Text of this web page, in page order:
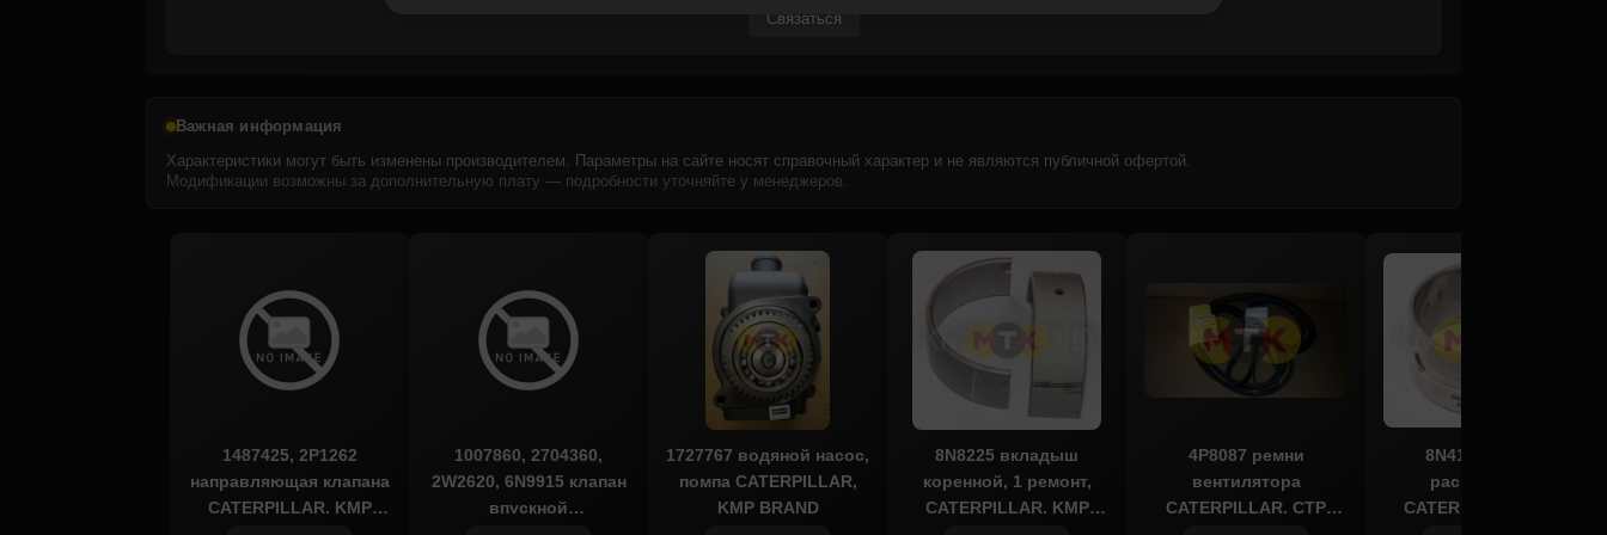
Связаться
Важная информация
Характеристики могут быть изменены производителем. Параметры на сайте носят справочный характер и не являются публичной офертой.
Модификации возможны за дополнительную плату — подробности уточняйте у менеджеров.
1487425, 2P1262
направляющая клапана
CATERPILLAR, KMP
1007860, 2704360,
2W2620, 6N9915 клапан
впускной
1727767 водяной насос,
помпа CATERPILLAR,
KMP BRAND
8N8225 вкладыш
коренной, 1 ремонт,
CATERPILLAR, KMP
4P8087 ремни
вентилятора
CATERPILLAR, CTP
8N4110 втулка
распредвала
CATERPILLAR, KMP